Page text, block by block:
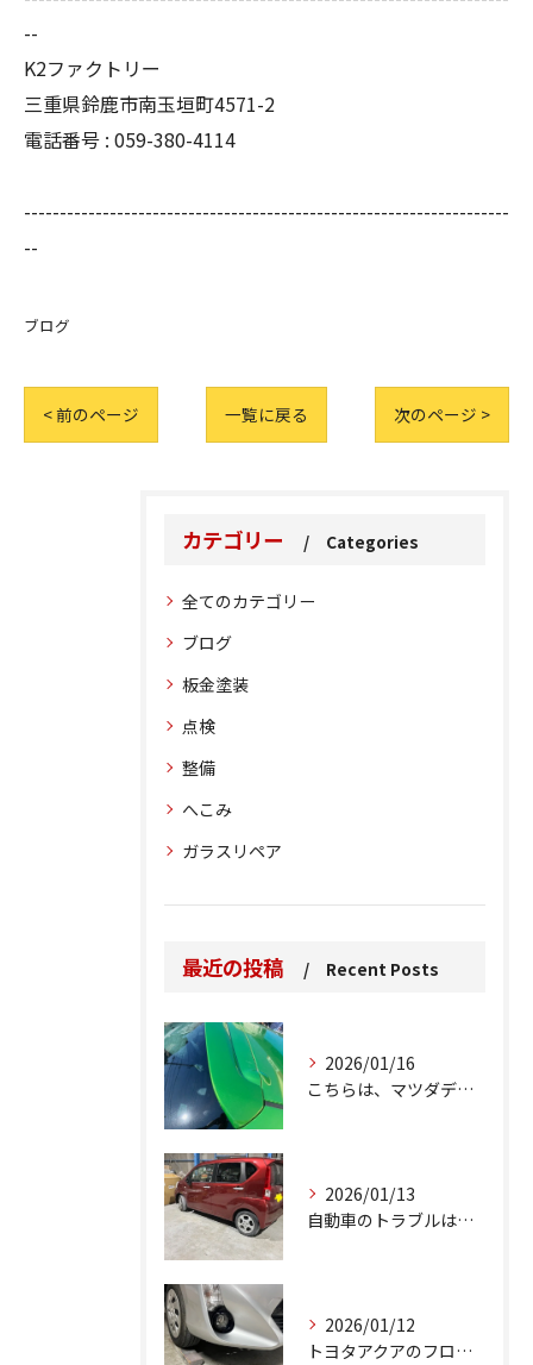
--
K2ファクトリー
三重県鈴鹿市南玉垣町4571-2
電話番号 : 059-380-4114
--------------------------------------------------------------------
--
ブログ
< 前のページ 一覧に戻る 次のページ >
カテゴリー Categories
全てのカテゴリー
ブログ
板金塗装
点検
整備
へこみ
ガラスリペア
最近の投稿 Recent Posts
2026/01/16
こちらは、マツダデミオのゲートのルーフスポイラーで、経年劣化...
2026/01/13
自動車のトラブルは、日常生活において避けられない出来事の一つ...
2026/01/12
トヨタアクアのフロントバンパーの右下側を縁石にぶつけてできた...